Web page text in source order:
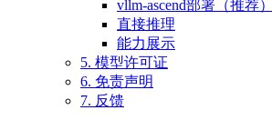
vllm-ascend部署（推荐）
直接推理
能力展示
5. 模型许可证
6. 免责声明
7. 反馈